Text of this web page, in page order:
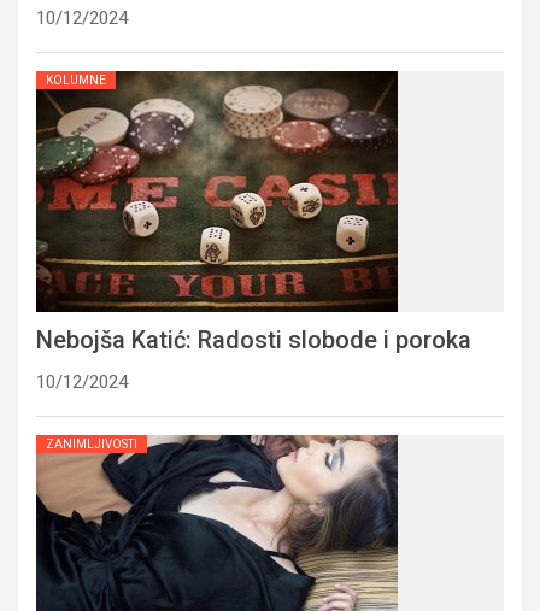
10/12/2024
KOLUMNE
Nebojša Katić: Radosti slobode i poroka
10/12/2024
ZANIMLJIVOSTI